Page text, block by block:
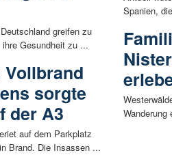
greifen zu
Gesundheit zu ...
Vollbrand
sorgte
der A3
auf dem Parkplatz
Brand. Die Insassen ...
Spanien,